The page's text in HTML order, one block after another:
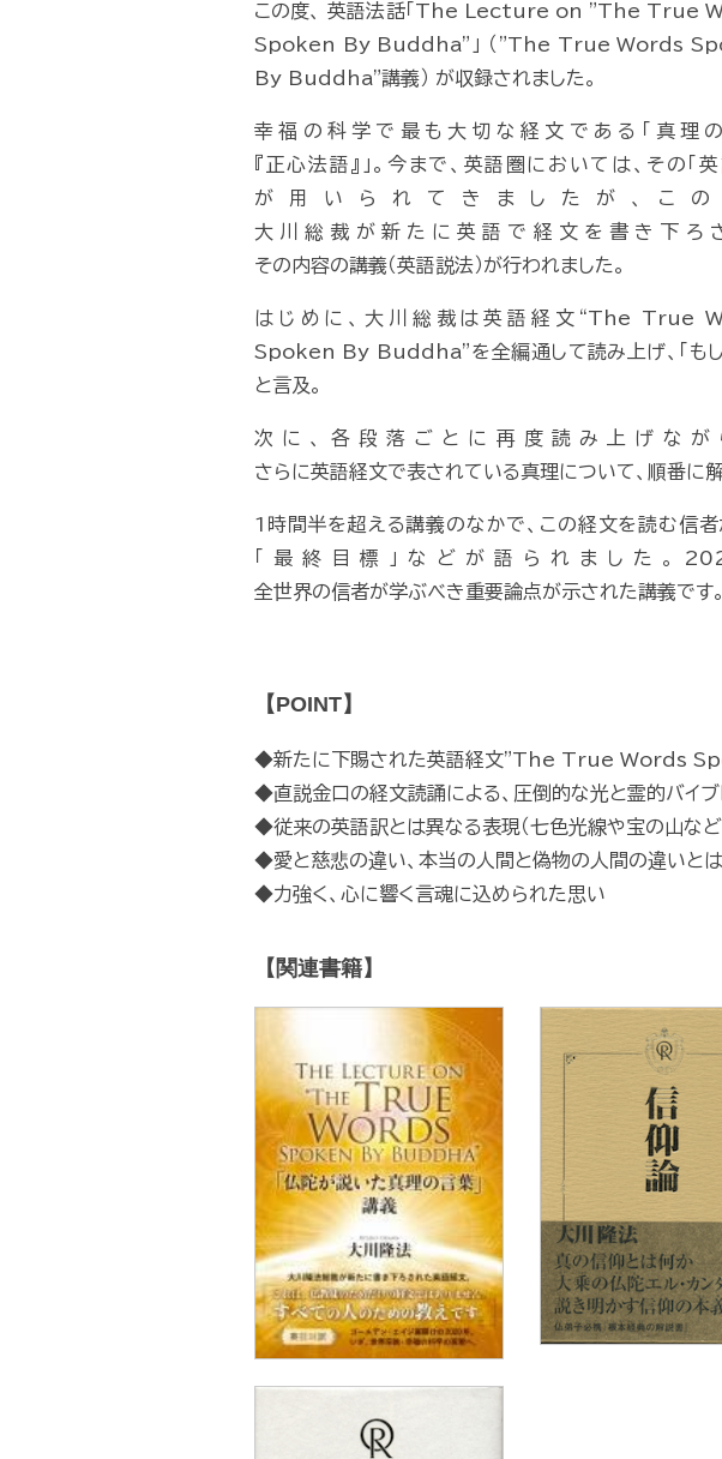
この度、 英語法話「The Lecture on "The True
Spoken By Buddha"」 （"The True Words
By Buddha"講義） が収録されました。
幸福の科学で最も大切な経文である「真理
『正心法語』」。今まで、英語圏においては、その「英
が用いられてきましたが、この
大川総裁が新たに英語で経文を書き下ろさ
その内容の講義（英語説法）が行われました。
はじめに、大川総裁は英語経文“The True
Spoken By Buddha”を全編通して読み上げ、「もし
と言及。
次に、各段落ごとに再度読み上げなが
さらに英語経文で表されている真理について、順番に解
1時間半を超える講義のなかで、この経文を読む信者
「最終目標」などが語られました。
全世界の信者が学ぶべき重要論点が示された講義です。
【POINT】
◆新たに下賜された英語経文"The True Words
◆直説金口の経文読誦による、圧倒的な光と霊的バイブ
◆従来の英語訳とは異なる表現（七色光線や宝の山など
◆愛と慈悲の違い、本当の人間と偽物の人間の違いとは
◆力強く、心に響く言魂に込められた思い
【関連書籍】